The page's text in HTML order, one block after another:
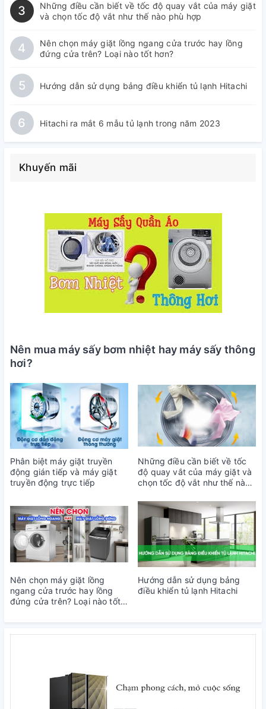
3
Những điều cần biết về tốc độ quay vắt của máy giặt
và chọn tốc độ vắt như thế nào phù hợp
4
Nên chọn máy giặt lồng ngang cửa trước hay lồng
đứng cửa trên? Loại nào tốt hơn?
5 Hướng dẫn sử dụng bảng điều khiển tủ lạnh Hitachi
6 Hitachi ra mắt 6 mẫu tủ lạnh trong năm 2023
Khuyến mãi
Nên mua máy sấy bơm nhiệt hay máy sấy thông
hơi?
Phân biệt máy giặt truyền
động gián tiếp và máy giặt
truyền động trực tiếp
Những điều cần biết về tốc
độ quay vắt của máy giặt và
chọn tốc độ vắt như thế nào
Nên chọn máy giặt lồng
ngang cửa trước hay lồng
đứng cửa trên? Loại nào tốt
Hướng dẫn sử dụng bảng
điều khiển tủ lạnh Hitachi